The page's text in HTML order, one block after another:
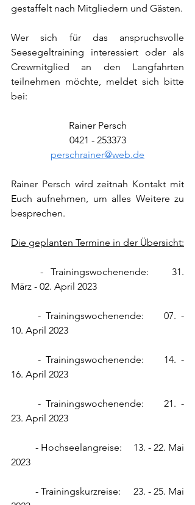
gestaffelt nach Mitgliedern und Gästen.
Wer sich für das anspruchsvolle
Seesegeltraining interessiert oder als
Crewmitglied an den Langfahrten
teilnehmen möchte, meldet sich bitte
bei:
Rainer Persch
0421 - 253373
perschrainer@web.de
Rainer Persch wird zeitnah Kontakt mit
Euch aufnehmen, um alles Weitere zu
besprechen.
Die geplanten Termine in der Übersicht:
März - 02. April 2023
10. April 2023
16. April 2023
23. April 2023
	- Hochseelangreise:	13. - 22. Mai
2023
	- Trainingskurzreise:	23. - 25. Mai